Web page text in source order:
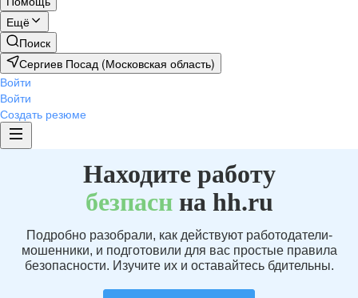
Ещё
Поиск
Сергиев Посад (Московская область)
Войти
Войти
Создать резюме
Находите работу
безпаснна hh.ru
Подробно разобрали, как действуют работодатели-
мошенники, и подготовили для вас простые правила
безопасности. Изучите их и оставайтесь бдительны.